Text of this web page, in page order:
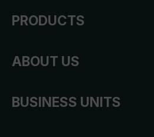
PRODUCTS
ABOUT US
BUSINESS UNITS